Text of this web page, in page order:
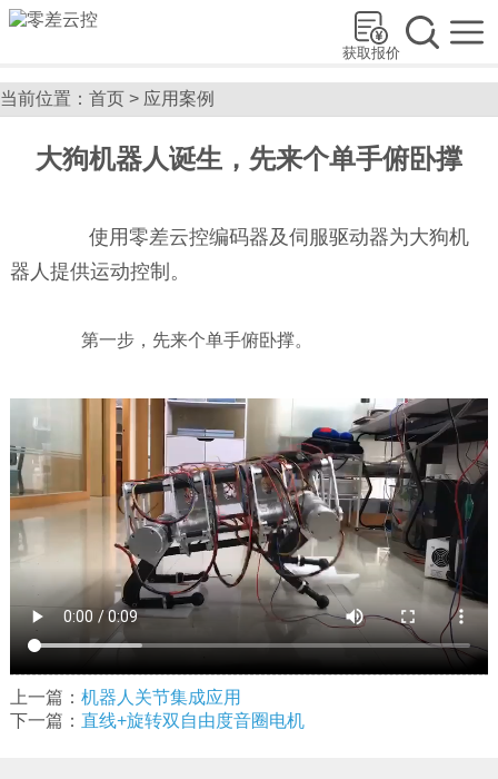
获取报价
当前位置： 首页 > 应用案例
大狗机器人诞生，先来个单手俯卧撑
使用零差云控编码器及伺服驱动器为大狗机
器人提供运动控制。
第一步，先来个单手俯卧撑。
上一篇： 机器人关节集成应用
下一篇： 直线+旋转双自由度音圈电机